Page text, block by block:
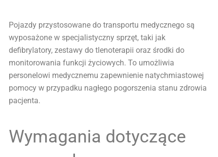
Pojazdy przystosowane do transportu medycznego są
wyposażone w specjalistyczny sprzęt, taki jak
defibrylatory, zestawy do tlenoterapii oraz środki do
monitorowania funkcji życiowych. To umożliwia
personelowi medycznemu zapewnienie natychmiastowej
pomocy w przypadku nagłego pogorszenia stanu zdrowia
pacjenta.
Wymagania dotyczące